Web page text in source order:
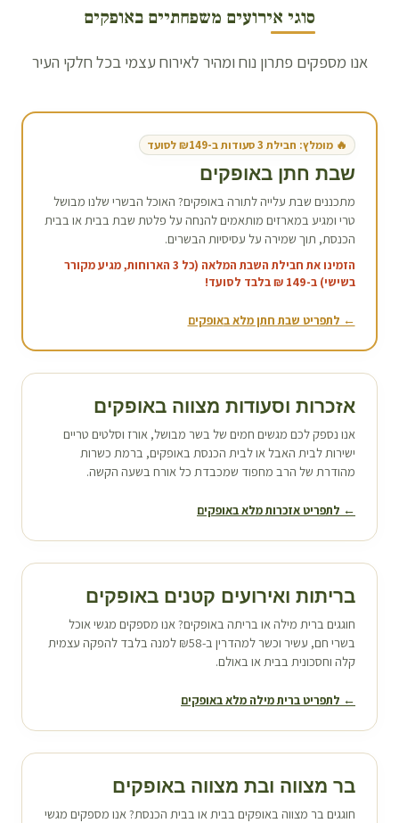
סוגי אירועים משפחתיים באופקים
אנו מספקים פתרון נוח ומהיר לאירוח עצמי בכל חלקי העיר
🔥 מומלץ: חבילת 3 סעודות ב-₪149 לסועד
שבת חתן באופקים
מתכננים שבת עלייה לתורה באופקים? האוכל הבשרי שלנו מבושל
טרי ומגיע במארזים מותאמים להנחה על פלטת שבת בבית או בבית
הכנסת, תוך שמירה על עסיסיות הבשרים.
הזמינו את חבילת השבת המלאה (כל 3 הארוחות, מגיע מקורר
בשישי) ב-149 ₪ בלבד לסועד!
← לתפריט שבת חתן מלא באופקים
אזכרות וסעודות מצווה באופקים
אנו נספק לכם מגשים חמים של בשר מבושל, אורז וסלטים טריים
ישירות לבית האבל או לבית הכנסת באופקים, ברמת כשרות
מהודרת של הרב מחפוד שמכבדת כל אורח בשעה הקשה.
← לתפריט אזכרות מלא באופקים
בריתות ואירועים קטנים באופקים
חוגגים ברית מילה או בריתה באופקים? אנו מספקים מגשי אוכל
בשרי חם, עשיר וכשר למהדרין ב-₪58 למנה בלבד להפקה עצמית
קלה וחסכונית בבית או באולם.
← לתפריט ברית מילה מלא באופקים
בר מצווה ובת מצווה באופקים
חוגגים בר מצווה באופקים בבית או בבית הכנסת? אנו מספקים מגשי